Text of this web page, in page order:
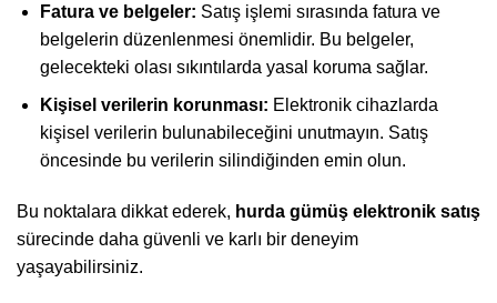
Fatura ve belgeler: Satış işlemi sırasında fatura ve
belgelerin düzenlenmesi önemlidir. Bu belgeler,
gelecekteki olası sıkıntılarda yasal koruma sağlar.
Kişisel verilerin korunması: Elektronik cihazlarda
kişisel verilerin bulunabileceğini unutmayın. Satış
öncesinde bu verilerin silindiğinden emin olun.
Bu noktalara dikkat ederek, hurda gümüş elektronik satış
sürecinde daha güvenli ve karlı bir deneyim
yaşayabilirsiniz.